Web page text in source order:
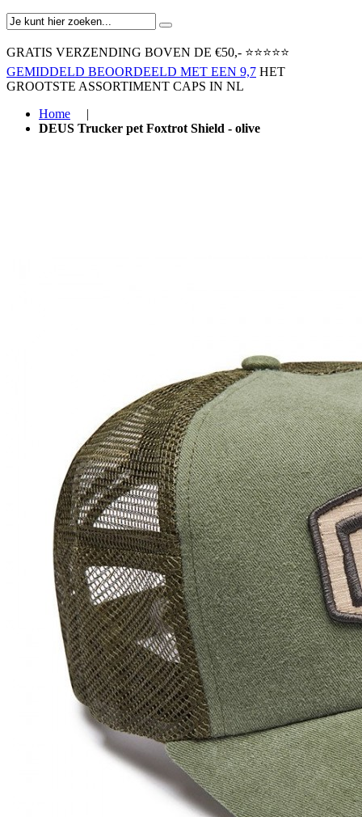
GRATIS VERZENDING BOVEN ​DE €50,-​ ⭐⭐⭐⭐⭐
GEMIDDELD BEOORDEELD MET EEN 9,7 HET
GROOTSTE ASSORTIMENT CAPS IN NL
Home
|
DEUS Trucker pet Foxtrot Shield - olive